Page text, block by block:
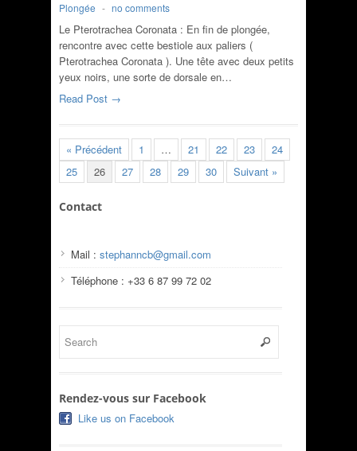
Plongée - no comments
Le Pterotrachea Coronata : En fin de plongée,
rencontre avec cette bestiole aux paliers (
Pterotrachea Coronata ). Une tête avec deux petits
yeux noirs, une sorte de dorsale en…
Read Post →
« Précédent 1 … 21 22 23
24
25
26 27 28 29 30 Suivant »
Contact
Mail : stephanncb@gmail.com
Téléphone : +33 6 87 99 72 02
Rendez-vous sur Facebook
Like us on Facebook